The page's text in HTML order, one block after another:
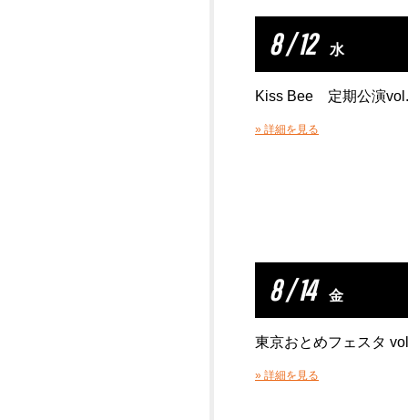
8 / 12 水
Kiss Bee 定期公演
» 詳細を見る
8 / 14 金
東京おとめフェスタ
» 詳細を見る